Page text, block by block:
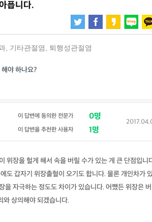
픕니다.
기타관절염 퇴행성관절염
야 하나요?
이 답변에 동의한 전문가 0명
이 답변을 추천한 사용자 1명
위장을 헐게 해서 속을 버릴 수가 있는 게 큰 단점입니
도 갑자기 위장출혈이 오기도 합니다. 물론 개인차가
자극하는 정도도 차이가 있습니다. 어쨌든 위장은 버
와 상의해야 되겠습니다.